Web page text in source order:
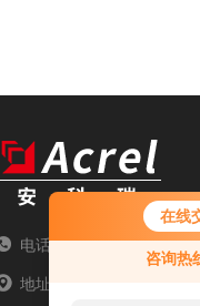
在线
咨询热
电话：TEL
地址：ADDRESS